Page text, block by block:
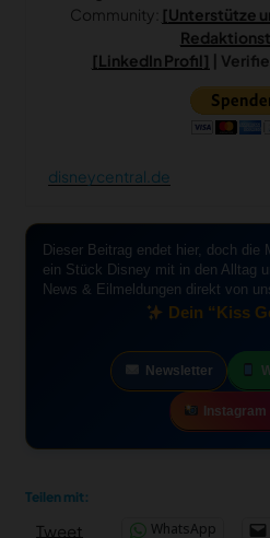
Community: [Unterstütze
[LinkedIn Profil] |
disneycentral.de
Dieser Beitrag endet hier, doch die
ein Stück Disney mit in den Alltag
News & Eilmeldungen direkt von
Dein “Kiss
Newsletter
Instagram
Teilen mit:
Tweet WhatsApp